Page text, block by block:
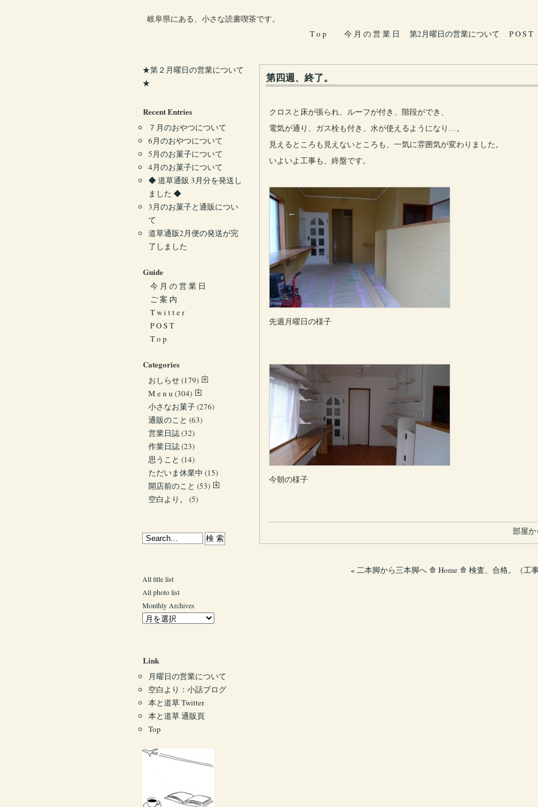
岐阜県にある、小さな読書喫茶です。
T o p
今 月 の 営 業 日 第2月曜日の営業について P O S T
第四週、終了。
クロスと床が張られ、ルーフが付き、階段ができ、
電気が通り、ガス栓も付き、水が使えるようになり…。
見えるところも見えないところも、一気に雰囲気が変わりました。
いよいよ工事も、終盤です。
先週月曜日の様子
今朝の様子
部屋
« 二本脚から三本脚へ Home 検査、合格。（工
★第２月曜日の営業について
★
Recent Entries
７月のおやつについて
6月のおやつについて
5月のお菓子について
4月のお菓子について
◆ 道草通販 3月分を発送し
ました ◆
3月のお菓子と通販につい
て
道草通販2月便の発送が完
了しました
Guide
今 月 の 営 業 日
ご 案 内
T w i t t e r
P O S T
T o p
Categories
おしらせ(179)
M e n u (304)
小さなお菓子(276)
通販のこと (63)
営業日誌(32)
作業日誌(23)
思うこと (14)
ただいま休業中 (15)
開店前のこと (53)
空白より。
(5)
All title list
All photo list
Monthly Archives
Link
月曜日の営業について
空白より：小話ブログ
本と道草 Twitter
本と道草 通販頁
Top